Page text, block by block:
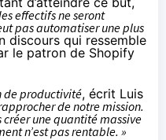
effectifs ne seront
pas automatiser une plus
discours qui ressemble
le patron de Shopify
de productivité, écrit Luis
de notre mission.
créer une quantité massive
n’est pas rentable. »